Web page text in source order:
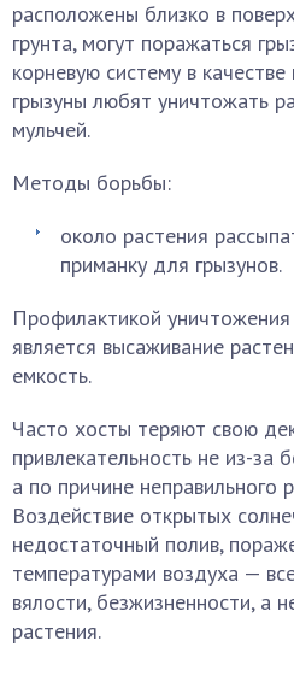
расположены близко в
грунта, могут поражаться
корневую систему в
грызуны любят уничтожать
мульчей.
Методы борьбы:
около растения
приманку для грызунов.
Профилактикой
является высаживание
емкость.
Часто хосты теряют свою
привлекательность не из-за
а по причине неправильного
Воздействие открытых
недостаточный полив,
температурами воздуха —
вялости, безжизненности, а
растения.